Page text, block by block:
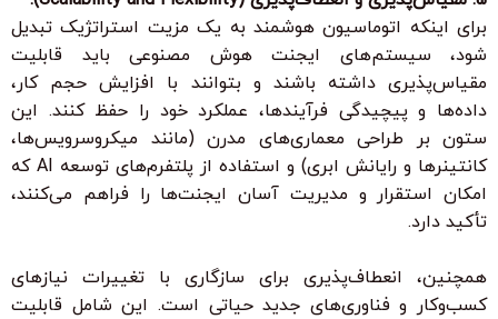
برای اینکه اتوماسیون هوشمند به یک مزیت استراتژیک تبدیل
شود، سیستم‌های ایجنت هوش مصنوعی باید قابلیت
مقیاس‌پذیری داشته باشند و بتوانند با افزایش حجم کار،
داده‌ها و پیچیدگی فرآیندها، عملکرد خود را حفظ کنند. این
ستون بر طراحی معماری‌های مدرن (مانند میکروسرویس‌ها،
کانتینرها و رایانش ابری) و استفاده از پلتفرم‌های توسعه AI
که
امکان استقرار و مدیریت آسان ایجنت‌ها را فراهم می‌کنند،
تأکید دارد.
همچنین، انعطاف‌پذیری برای سازگاری با تغییرات نیازهای
کسب‌وکار و فناوری‌های جدید حیاتی است. این شامل قابلیت